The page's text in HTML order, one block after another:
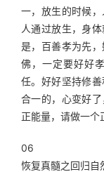
一，放生的时候
人通过放生，身
是，百善孝为先
佛，一定要好好
任。好好坚持修
合一的，心变好
正能量，请做一个
06
恢复真髓之回归自